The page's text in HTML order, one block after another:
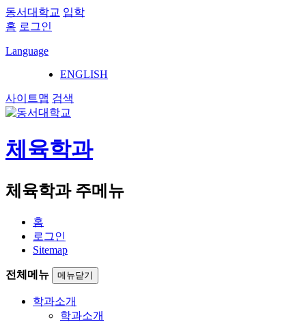
동서대학교 입학
홈 로그인
Language
ENGLISH
사이트맵 검색
체육학과
체육학과 주메뉴
홈
로그인
Sitemap
전체메뉴 메뉴닫기
학과소개
학과소개